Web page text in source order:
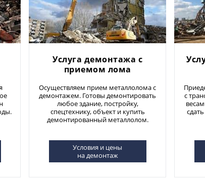
Услуга демонтажа с
приемом лома
Осуществляем прием металлолома с
демонтажем. Готовы демонтировать
любое здание, постройку,
спецтехнику, объект и купить
демонтированный металлолом.
Условия и цены
на демонтаж
с